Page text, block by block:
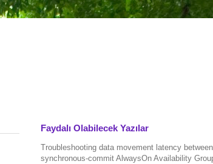
Faydalı Olabilecek Yazılar
Troubleshooting data movement latency between
synchronous-commit AlwaysOn Availability